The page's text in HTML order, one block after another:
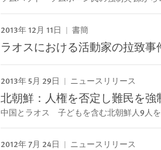
2013年 12月 11日 書簡
ラオスにおける活動家の拉致
2013年 5月 29日 ニュースリリース
北朝鮮：人権を否定し難民を強
中国とラオス 子どもを含む北朝鮮人9人
2012年 7月 24日 ニュースリリース